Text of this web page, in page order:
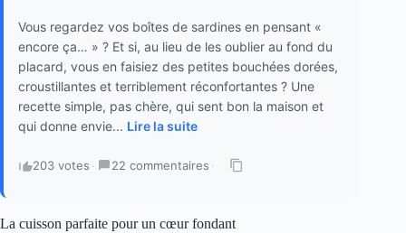
Vous regardez vos boîtes de sardines en pensant «
encore ça… » ? Et si, au lieu de les oublier au fond du
placard, vous en faisiez des petites bouchées dorées,
croustillantes et terriblement réconfortantes ? Une
recette simple, pas chère, qui sent bon la maison et
qui donne envie... Lire la suite
203 votes · 22 commentaires ·
La cuisson parfaite pour un cœur fondant